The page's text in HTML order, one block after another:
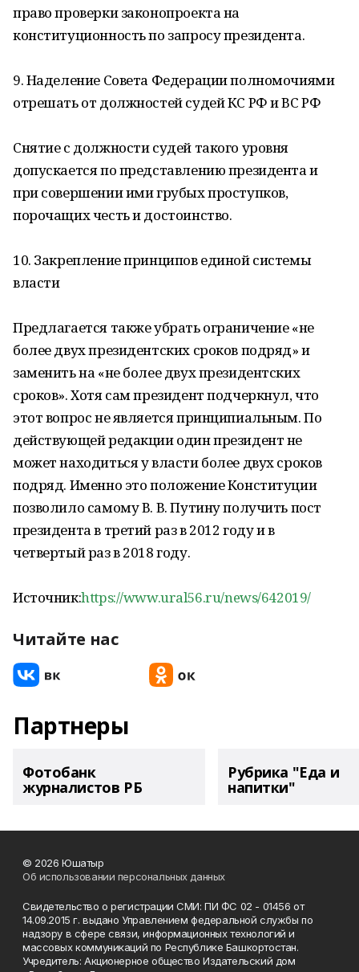
право проверки законопроекта на
конституционность по запросу президента.
9. Наделение Совета Федерации полномочиями
отрешать от должностей судей КС РФ и ВС РФ
Снятие с должности судей такого уровня
допускается по представлению президента и
при совершении ими грубых проступков,
порочащих честь и достоинство.
10. Закрепление принципов единой системы
власти
Предлагается также убрать ограничение «не
более двух президентских сроков подряд» и
заменить на «не более двух президентских
сроков». Хотя сам президент подчеркнул, что
этот вопрос не является принципиальным. По
действующей редакции один президент не
может находиться у власти более двух сроков
подряд. Именно это положение Конституции
позволило самому В. В. Путину получить пост
президента в третий раз в 2012 году и в
четвертый раз в 2018 году.
Источник:https://www.ural56.ru/news/642019/
Читайте нас
Партнеры
Фотобанк
журналистов РБ
Рубрика "Еда и
напитки"
© 2026 Юшатыр
Об использовании персональных данных
Свидетельство о регистрации СМИ: ПИ ФС 02 - 01456 от
14.09.2015 г. выдано Управлением федеральной службы по
надзору в сфере связи, информационных технологий и
массовых коммуникаций по Республике Башкортостан.
Учредитель: Акционерное общество Издательский дом